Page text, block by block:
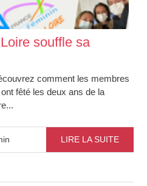
souffle sa
comment les membres
fêté les deux ans de la
LIRE LA SUITE